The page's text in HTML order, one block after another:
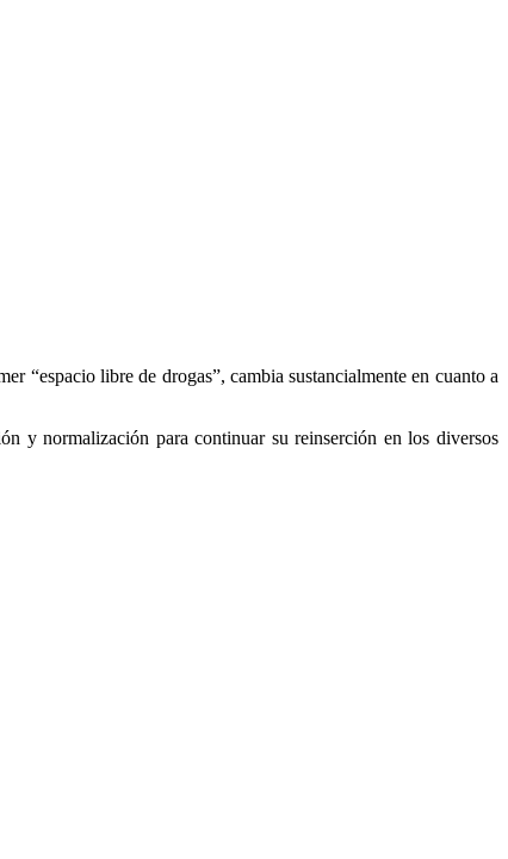
“espacio libre de drogas”, cambia sustancialmente en cuanto a
y normalización para continuar su reinserción en los diversos